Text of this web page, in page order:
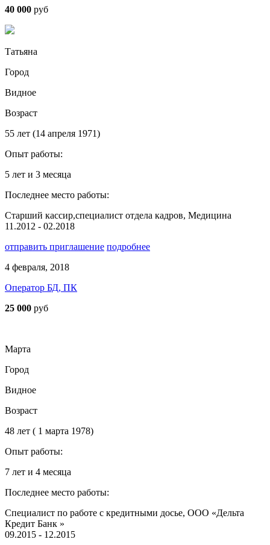
40 000 руб
Татьяна
Город
Видное
Возраст
55 лет (14 апреля 1971)
Опыт работы:
5 лет и 3 месяца
Последнее место работы:
Старший кассир,специалист отдела кадров, Медицина
11.2012 - 02.2018
отправить приглашение подробнее
4 февраля, 2018
Оператор БД, ПК
25 000 руб
Марта
Город
Видное
Возраст
48 лет ( 1 марта 1978)
Опыт работы:
7 лет и 4 месяца
Последнее место работы:
Специалист по работе с кредитными досье, ООО «Дельта
Кредит Банк »
09.2015 - 12.2015